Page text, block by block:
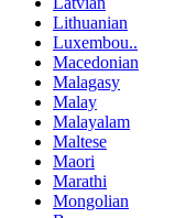
Lithuanian
Luxembou..
Macedonian
Malagasy
Malay
Malayalam
Maltese
Maori
Marathi
Mongolian